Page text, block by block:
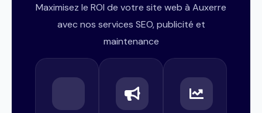
Maximisez le ROI de votre site web à Auxerre
avec nos services SEO, publicité et
maintenance